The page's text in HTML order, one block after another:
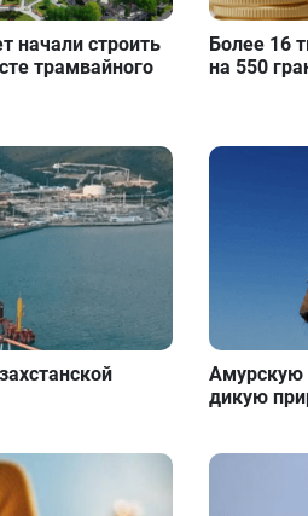
начали строить
трамвайного
Более 16
на 550
Амурскую
дикую